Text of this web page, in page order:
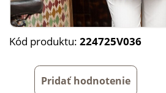
Kód produktu: 224725V036
Pridať hodnotenie